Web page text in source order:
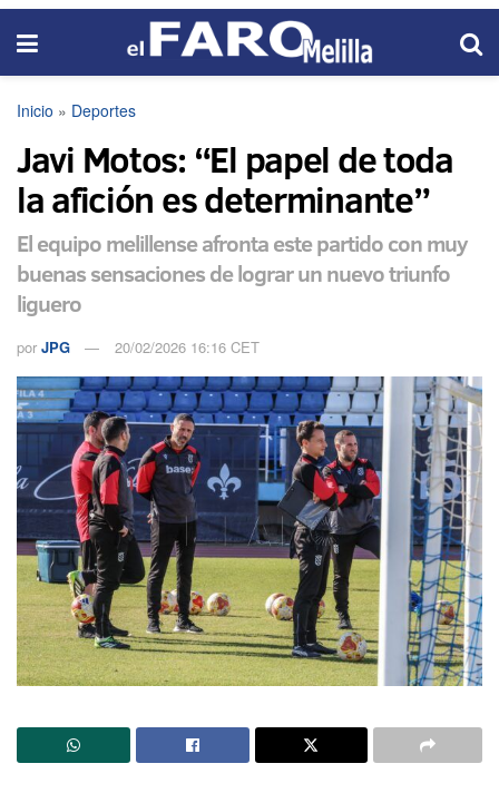
Inicio » Deportes
Javi Motos: “El papel de toda
la afición es determinante”
El equipo melillense afronta este partido con muy
buenas sensaciones de lograr un nuevo triunfo
liguero
por JPG 20/02/2026 16:16 CET